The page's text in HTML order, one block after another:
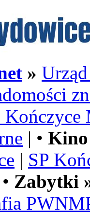
»
Kończyce
| •
| SP
Zabytki